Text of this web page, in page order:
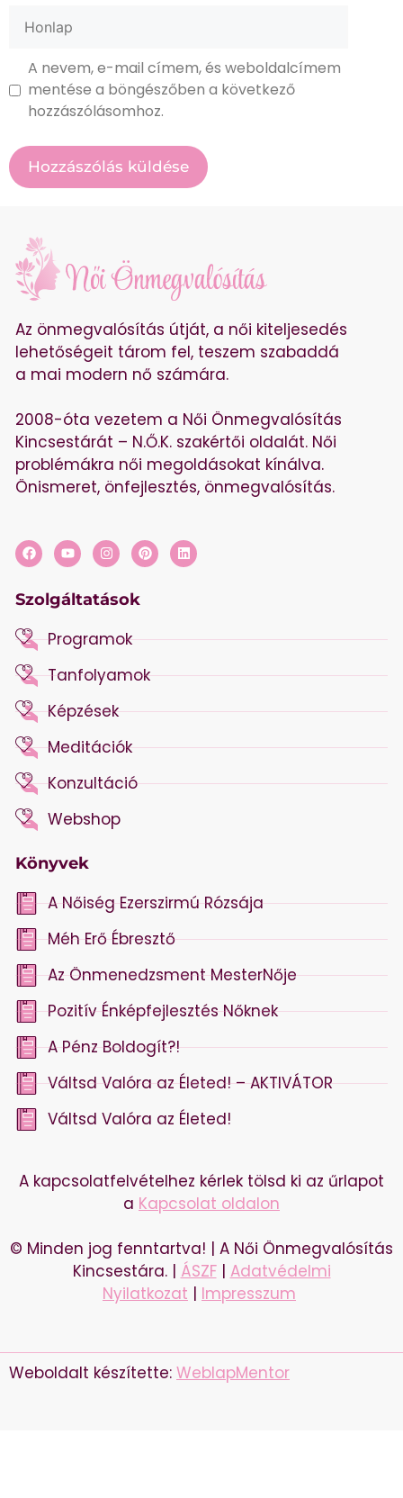
A nevem, e-mail címem, és weboldalcímem
mentése a böngészőben a következő
hozzászólásomhoz.
Az önmegvalósítás útját, a női kiteljesedés
lehetőségeit tárom fel, teszem szabaddá
a mai modern nő számára.
2008-óta vezetem a Női Önmegvalósítás
Kincsestárát – N.Ő.K. szakértői oldalát. Női
problémákra női megoldásokat kínálva.
Önismeret, önfejlesztés, önmegvalósítás.
Szolgáltatások
Programok
Tanfolyamok
Képzések
Meditációk
Konzultáció
Webshop
Könyvek
A Nőiség Ezerszirmú Rózsája
Méh Erő Ébresztő
Az Önmenedzsment MesterNője
Pozitív Énképfejlesztés Nőknek
A Pénz Boldogít?!
Váltsd Valóra az Életed! – AKTIVÁTOR
Váltsd Valóra az Életed!
A kapcsolatfelvételhez kérlek tölsd ki az űrlapot
a Kapcsolat oldalon
© Minden jog fenntartva! | A Női Önmegvalósítás
Kincsestára. | ÁSZF| Adatvédelmi
Nyilatkozat | Impresszum
Weboldalt készítette: WeblapMentor